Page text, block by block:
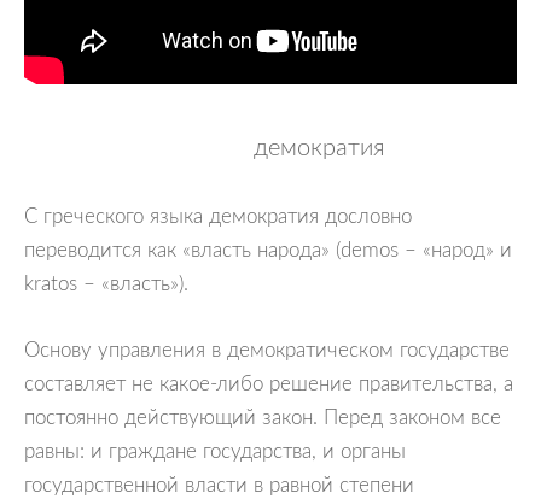
демократия
С греческого языка демократия дословно
переводится как «власть народа» (demos – «народ» и
kratos – «власть»).
Основу управления в демократическом государстве
составляет не какое-либо решение правительства, а
постоянно действующий закон. Перед законом все
равны: и граждане государства, и органы
государственной власти в равной степени